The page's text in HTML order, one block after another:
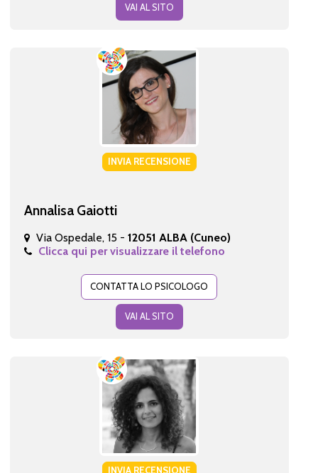
VAI AL SITO
INVIA RECENSIONE
Annalisa Gaiotti
Via Ospedale, 15 - 12051 ALBA (Cuneo)
Clicca qui per visualizzare il telefono
CONTATTA LO PSICOLOGO
VAI AL SITO
INVIA RECENSIONE